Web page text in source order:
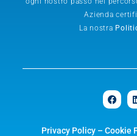
Azienda
La nostra
Privacy Policy– Cookie